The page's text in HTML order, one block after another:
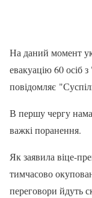
На даний момент
евакуацію 60 осіб
повідомляє
В першу чергу
важкі поранення.
Як заявила віце-
тимчасово
переговори йдуть